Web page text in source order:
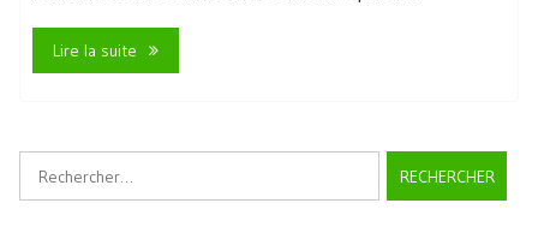
Lire la suite